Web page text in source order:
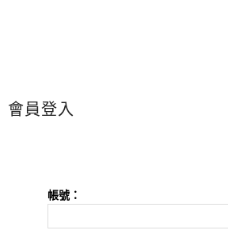
會員登入
帳號：